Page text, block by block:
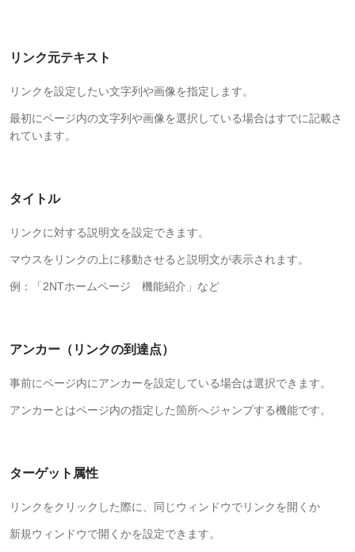
リンク元テキスト
リンクを設定したい文字列や画像を指定します。
最初にページ内の文字列や画像を選択している場合はすでに記載さ
れています。
タイトル
リンクに対する説明文を設定できます。
マウスをリンクの上に移動させると説明文が表示されます。
例：「2NTホームページ 機能紹介」など
アンカー（リンクの到達点）
事前にページ内にアンカーを設定している場合は選択できます。
アンカーとはページ内の指定した箇所へジャンプする機能です。
ターゲット属性
リンクをクリックした際に、同じウィンドウでリンクを開くか
新規ウィンドウで開くかを設定できます。